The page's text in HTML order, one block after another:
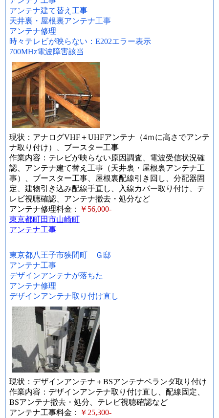
アンテナ建て替え工事
天井裏・屋根裏アンテナ工事
アンテナ修理
時々テレビが映らない：E202エラー表示
700MHz電波障害該当
現状：アナログVHF＋UHFアンテナ（4ｍに高さでアンテ
ナ取り付け）、ブースター工事
作業内容：テレビが映らない原因調査、電波受信状況確
認、アンテナ建て替え工事（天井裏・屋根裏アンテナ工
事）、ブースター工事、屋根裏配線引き回し、分配器固
定、建物引き込み配線手直し、入線カバー取り付け、テ
レビ視聴確認、アンテナ撤去・処分など
アンテナ修理料金：
￥56,000-
東京都町田市山崎町
アンテナ工事
東京都八王子市狭間町 Ｇ邸
アンテナ工事
デザインアンテナが落ちた
アンテナ修理
デザインアンテナ取り付け直し
現状：デザインアンテナ＋BSアンテナベランダ取り付け
作業内容：デザインアンテナ取り付け直し、配線固定、
BSアンテナ撤去・処分、テレビ視聴確認など
アンテナ工事料金：
￥25,300-